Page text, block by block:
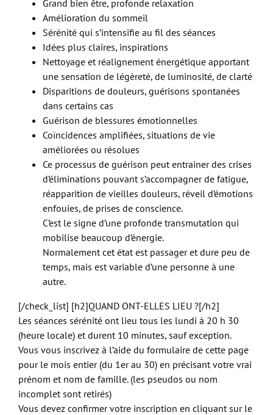
Grand bien être, profonde relaxation
Amélioration du sommeil
Sérénité qui s’intensifie au fil des séances
Idées plus claires, inspirations
Nettoyage et réalignement énergétique apportant
une sensation de légèreté, de luminosité, de clarté
Disparitions de douleurs, guérisons spontanées
dans certains cas
Guérison de blessures émotionnelles
Coïncidences amplifiées, situations de vie
améliorées ou résolues
Ce processus de guérison peut entrainer des crises
d’éliminations pouvant s’accompagner de fatigue,
réapparition de vieilles douleurs, réveil d’émotions
enfouies, de prises de conscience.
C’est le signe d’une profonde transmutation qui
mobilise beaucoup d’énergie.
Normalement cet état est passager et dure peu de
temps, mais est variable d’une personne à une
autre.
[/check_list] [h2]QUAND ONT-ELLES LIEU ?[/h2]
Les séances sérénité ont lieu tous les lundi à 20 h 30
(heure locale) et durent 10 minutes, sauf exception.
Vous vous inscrivez à l’aide du formulaire de cette page
pour le mois entier (du 1er au 30) en précisant votre vrai
prénom et nom de famille. (les pseudos ou nom
incomplet sont retirés)
Vous devez confirmer votre inscription en cliquant sur le